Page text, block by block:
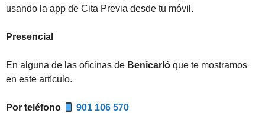
usando la app de Cita Previa desde tu móvil.
Presencial
En alguna de las oficinas de Benicarló que te mostramos
en este artículo.
Por teléfono 901 106 570